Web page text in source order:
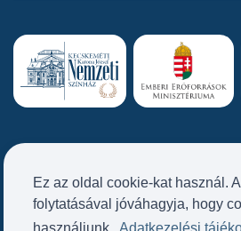
Ez az oldal cookie-kat használ.
folytatásával jóváhagyja, hogy
használjunk.
Adatkezelési
Próbatábla